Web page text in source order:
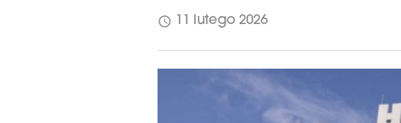
schedule 11 lutego 2026